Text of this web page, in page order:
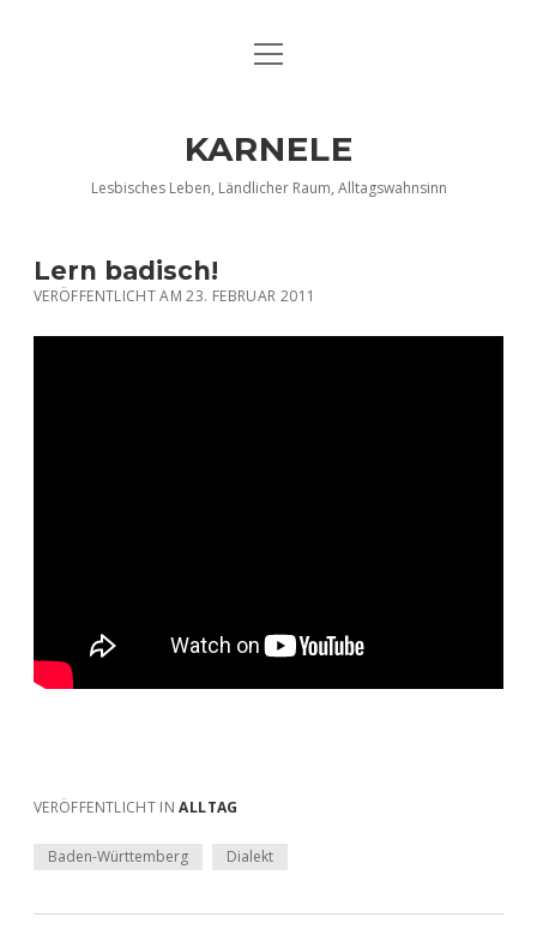
DATENSCHUTZERKLÄRUNG
Menü
KARNELE
Lesbisches Leben, Ländlicher Raum, Alltagswahnsinn
Lern badisch!
VERÖFFENTLICHT AM 23. FEBRUAR 2011
VERÖFFENTLICHT INALLTAG
Baden-Württemberg Dialekt